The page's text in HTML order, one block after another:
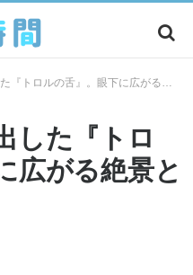
の舌』。眼下に広がる絶景と勇敢な人たち。
した『トロ
広がる絶景と